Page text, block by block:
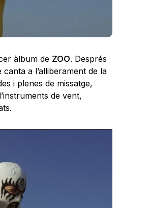
àlbum de ZOO. Després
a l’alliberament de la
i plenes de missatge,
de vent,